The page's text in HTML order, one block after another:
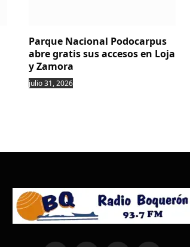
Parque Nacional Podocarpus
abre gratis sus accesos en Loja
y Zamora
julio 31, 2026